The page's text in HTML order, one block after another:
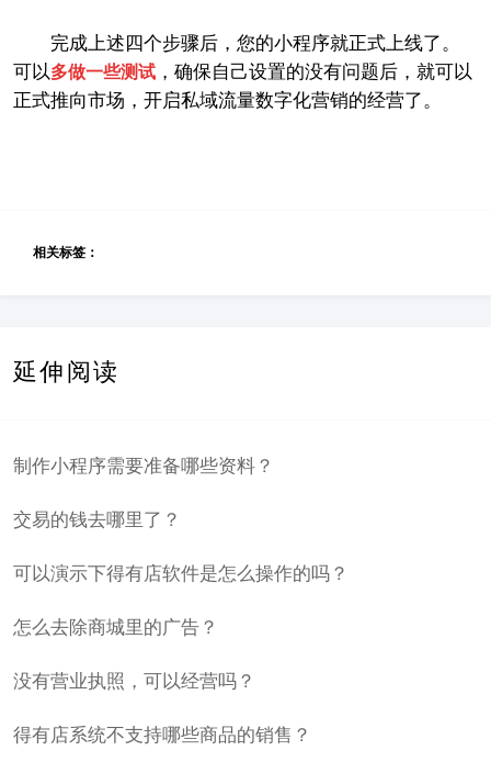
完成上述四个步骤后，您的小程序就正式上线了。
可以多做一些测试，确保自己设置的没有问题后，就可以
正式推向市场，开启私域流量数字化营销的经营了。
相关标签：
延伸阅读
制作小程序需要准备哪些资料？
交易的钱去哪里了？
可以演示下得有店软件是怎么操作的吗？
怎么去除商城里的广告？
没有营业执照，可以经营吗？
得有店系统不支持哪些商品的销售？